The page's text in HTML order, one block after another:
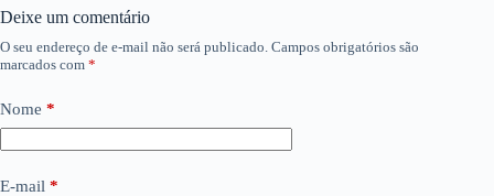
Deixe um comentário
O seu endereço de e-mail não será publicado. Campos obrigatórios são
marcados com *
Nome *
E-mail *